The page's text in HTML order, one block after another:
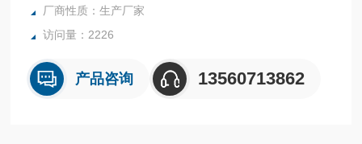
打造快速，准确，物超所值的水分测定仪**。
厂商性质：生产厂家
访问量：2226
产品咨询 13560713862